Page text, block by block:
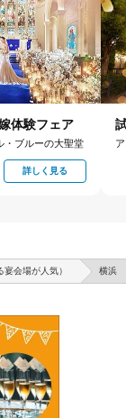
体験フェア
・ブルーの大聖堂
詳しく見る
会場が人気） 横浜